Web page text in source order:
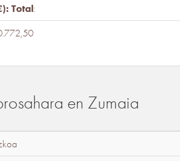
Total:
en Zumaia